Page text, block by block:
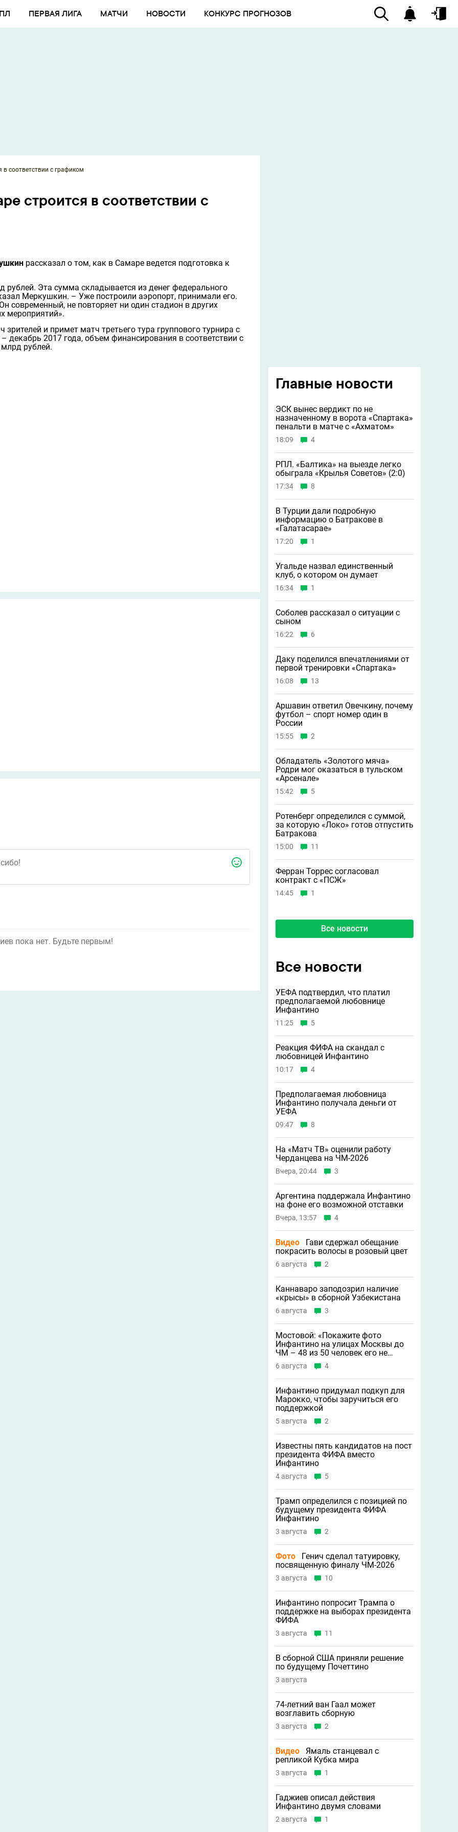
ПЕРВАЯ ЛИГА МАТЧИ НОВОСТИ КОНКУРС ПРОГНОЗОВ
соответствии с графиком
строится в соответствии с
рассказал о том, как в Самаре ведется подготовка к
рублей. Эта сумма складывается из денег федерального
Меркушкин. – Уже построили аэропорт, принимали его.
современный, не повторяет ни один стадион в других
мероприятий».
и примет матч третьего тура группового турнира с
декабрь 2017 года, объем финансирования в соответствии с
рублей.
пока нет. Будьте первым!
Главные новости
ЭСК вынес вердикт по не
назначенному в ворота «Спартака»
пенальти в матче с «Ахматом»
18:09 4
РПЛ. «Балтика» на выезде легко
обыграла «Крылья Советов» (2:0)
17:34 8
В Турции дали подробную
информацию о Батракове в
«Галатасарае»
17:20 1
Угальде назвал единственный
клуб, о котором он думает
16:34 1
Соболев рассказал о ситуации с
сыном
16:22 6
Даку поделился впечатлениями от
первой тренировки «Спартака»
16:08 13
Аршавин ответил Овечкину, почему
футбол – спорт номер один в
России
15:55 2
Обладатель «Золотого мяча»
Родри мог оказаться в тульском
«Арсенале»
15:42 5
Ротенберг определился с суммой,
за которую «Локо» готов отпустить
Батракова
15:00 11
Ферран Торрес согласовал
контракт с «ПСЖ»
14:45 1
Все новости
Все новости
УЕФА подтвердил, что платил
предполагаемой любовнице
Инфантино
11:25 5
Реакция ФИФА на скандал с
любовницей Инфантино
10:17 4
Предполагаемая любовница
Инфантино получала деньги от
УЕФА
09:47 8
На «Матч ТВ» оценили работу
Черданцева на ЧМ-2026
Вчера, 20:44 3
Аргентина поддержала Инфантино
на фоне его возможной отставки
Вчера, 13:57 4
Видео
Гави сдержал обещание
покрасить волосы в розовый цвет
6 августа 2
Каннаваро заподозрил наличие
«крысы» в сборной Узбекистана
6 августа 3
Мостовой: «Покажите фото
Инфантино на улицах Москвы до
ЧМ – 48 из 50 человек его не
узнают»
6 августа 4
Инфантино придумал подкуп для
Марокко, чтобы заручиться его
поддержкой
5 августа 2
Известны пять кандидатов на пост
президента ФИФА вместо
Инфантино
4 августа 5
Трамп определился с позицией по
будущему президента ФИФА
Инфантино
3 августа 2
Фото
Генич сделал татуировку,
посвященную финалу ЧМ-2026
3 августа 10
Инфантино попросит Трампа о
поддержке на выборах президента
ФИФА
3 августа 11
В сборной США приняли решение
по будущему Почеттино
3 августа
74-летний ван Гаал может
возглавить сборную
3 августа 2
Видео
Ямаль станцевал с
репликой Кубка мира
3 августа 1
Гаджиев описал действия
Инфантино двумя словами
2 августа 1